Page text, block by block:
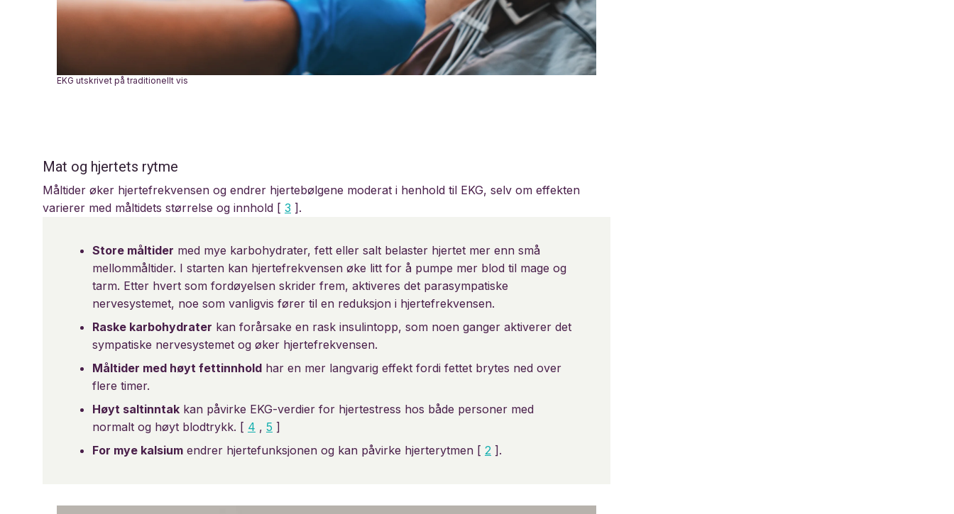
EKG utskrivet på traditionellt vis
Mat og hjertets rytme
Måltider øker hjertefrekvensen og endrer hjertebølgene moderat i henhold til EKG, selv om effekten
varierer med måltidets størrelse og innhold [ 3 ].
Store måltider med mye karbohydrater, fett eller salt belaster hjertet mer enn små
mellommåltider. I starten kan hjertefrekvensen øke litt for å pumpe mer blod til mage og
tarm. Etter hvert som fordøyelsen skrider frem, aktiveres det parasympatiske
nervesystemet, noe som vanligvis fører til en reduksjon i hjertefrekvensen.
Raske karbohydrater kan forårsake en rask insulintopp, som noen ganger aktiverer det
sympatiske nervesystemet og øker hjertefrekvensen.
Måltider med høyt fettinnhold har en mer langvarig effekt fordi fettet brytes ned over
flere timer.
Høyt saltinntak kan påvirke EKG-verdier for hjertestress hos både personer med
normalt og høyt blodtrykk. [ 4 , 5 ]
For mye kalsium endrer hjertefunksjonen og kan påvirke hjerterytmen [ 2 ].